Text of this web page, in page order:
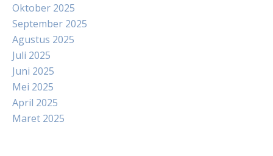
Oktober 2025
September 2025
Agustus 2025
Juli 2025
Juni 2025
Mei 2025
April 2025
Maret 2025